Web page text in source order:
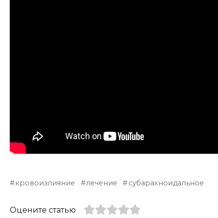
кровоизлияние лечение субарахноидальное
Оцените статью